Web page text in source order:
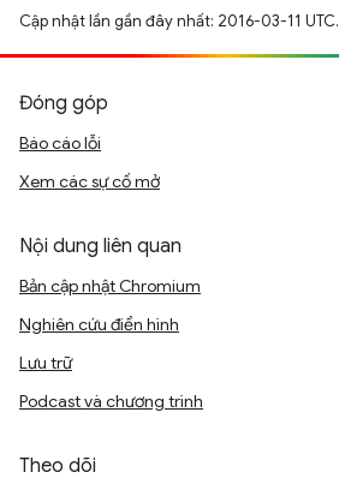
Cập nhật lần gần đây nhất: 2016-03-11 UTC.
Đóng góp
Báo cáo lỗi
Xem các sự cố mở
Nội dung liên quan
Bản cập nhật Chromium
Nghiên cứu điển hình
Lưu trữ
Podcast và chương trình
Theo dõi